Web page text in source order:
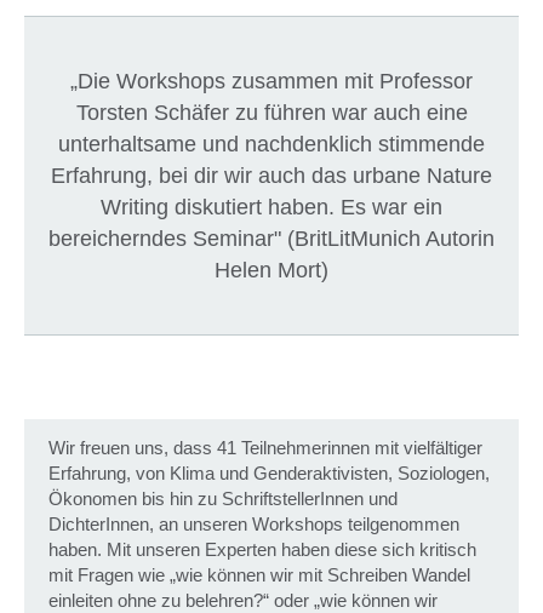
„Die Workshops zusammen mit Professor
Torsten Schäfer zu führen war auch eine
unterhaltsame und nachdenklich stimmende
Erfahrung, bei dir wir auch das urbane Nature
Writing diskutiert haben. Es war ein
bereicherndes Seminar" (BritLitMunich Autorin
Helen Mort)
Wir freuen uns, dass 41 Teilnehmerinnen mit vielfältiger
Erfahrung, von Klima und Genderaktivisten, Soziologen,
Ökonomen bis hin zu SchriftstellerInnen und
DichterInnen, an unseren Workshops teilgenommen
haben. Mit unseren Experten haben diese sich kritisch
mit Fragen wie „wie können wir mit Schreiben Wandel
einleiten ohne zu belehren?“ oder „wie können wir